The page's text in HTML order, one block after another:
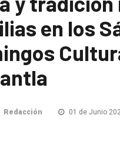
en los
Redacción 01 de Junio